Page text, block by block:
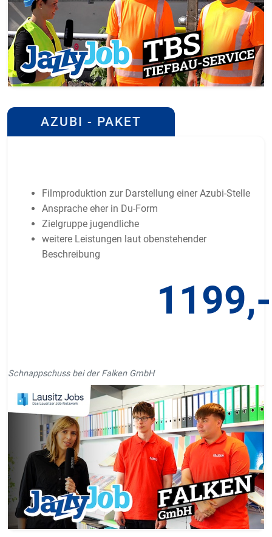
AZUBI - PAKET
Filmproduktion zur Darstellung einer Azubi-Stelle
Ansprache eher in Du-Form
Zielgruppe jugendliche
weitere Leistungen laut obenstehender
Beschreibung
Schnappschuss bei der Falken GmbH